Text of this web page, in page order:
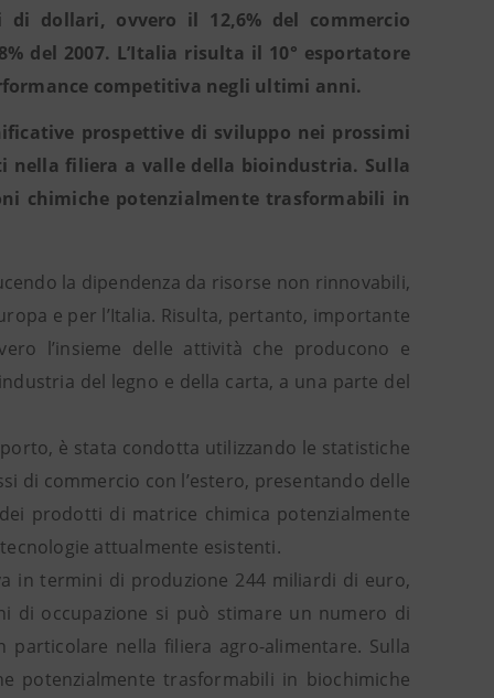
di dollari, ovvero il 12,6% del commercio
del 2007. L’Italia risulta il 10° esportatore
competitiva negli ultimi anni.
prospettive di sviluppo nei prossimi
nella filiera a valle della bioindustria. Sulla
chimiche potenzialmente trasformabili in
la dipendenza da risorse non rinnovabili,
e per l’Italia. Risulta, pertanto, importante
l’insieme delle attività che producono e
del legno e della carta, a una parte del
è stata condotta utilizzando le statistiche
di commercio con l’estero, presentando delle
prodotti di matrice chimica potenzialmente
attualmente esistenti.
in termini di produzione 244 miliardi di euro,
di occupazione si può stimare un numero di
nella filiera agro-alimentare. Sulla
potenzialmente trasformabili in biochimiche